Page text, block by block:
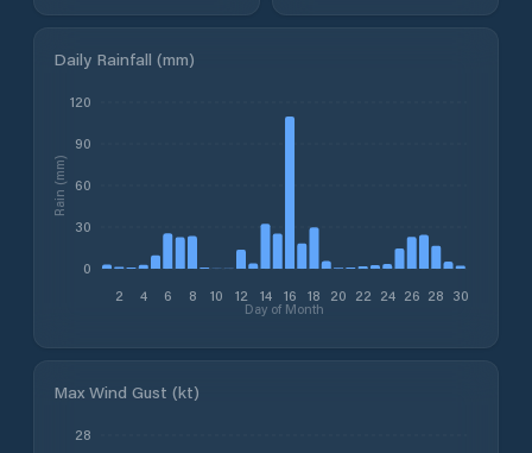
Daily Rainfall (mm)
2 4 6 8 10 12 14 16 18 20 22 24 26 28 30
Day of Month
0
30
60
90
120
Rain (mm)
Max Wind Gust (kt)
28